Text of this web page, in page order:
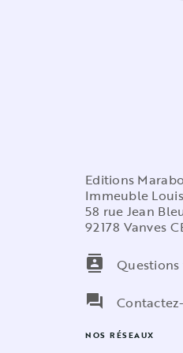
Editions
Immeuble
58 rue Jean
92178 Vanves
contacts
question_answer
NOS RÉSEAUX